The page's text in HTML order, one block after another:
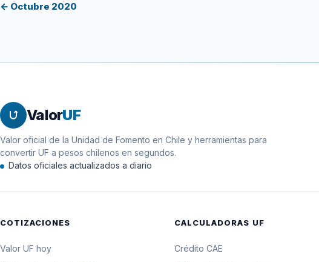
12 de noviembre de 2020
11 de noviembre de 2020
← Octubre 2020
ValorUF
Valor oficial de la Unidad de Fomento en Chile y herramientas para
convertir UF a pesos chilenos en segundos.
Datos oficiales actualizados a diario
COTIZACIONES
Valor UF hoy
CALCULADORAS UF
Crédito CAE